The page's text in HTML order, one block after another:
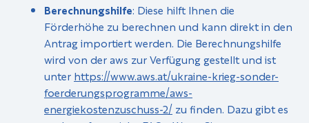
Berechnungshilfe: Diese hilft Ihnen die
Förderhöhe zu berechnen und kann direkt in den
Antrag importiert werden. Die Berechnungshilfe
wird von der aws zur Verfügung gestellt und ist
unter https://www.aws.at/ukraine-krieg-sonder-
foerderungsprogramme/aws-
energiekostenzuschuss-2/ zu finden. Dazu gibt es